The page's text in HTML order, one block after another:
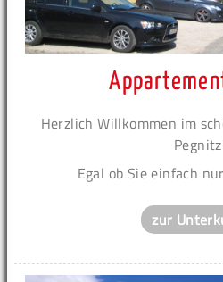
Herzlich Willkommen im
Egal ob Sie einfach
zur